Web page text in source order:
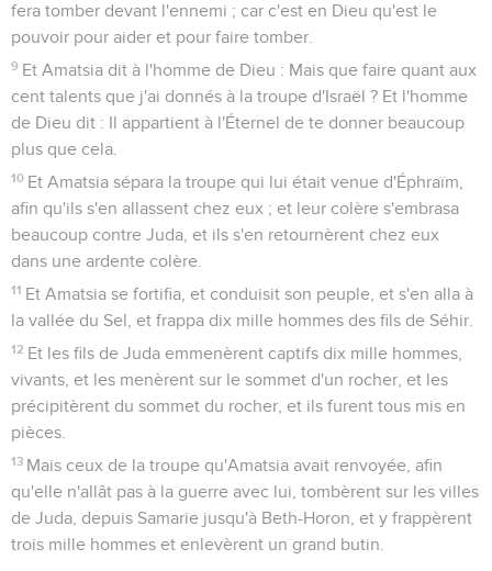
fera tomber devant l'ennemi ; car c'est en Dieu qu'est le
pouvoir pour aider et pour faire tomber.
9 Et Amatsia dit à l'homme de Dieu : Mais que faire quant aux
cent talents que j'ai donnés à la troupe d'Israël ? Et l'homme
de Dieu dit : Il appartient à l'Éternel de te donner beaucoup
plus que cela.
10 Et Amatsia sépara la troupe qui lui était venue d'Éphraïm,
afin qu'ils s'en allassent chez eux ; et leur colère s'embrasa
beaucoup contre Juda, et ils s'en retournèrent chez eux
dans une ardente colère.
11 Et Amatsia se fortifia, et conduisit son peuple, et s'en alla à
la vallée du Sel, et frappa dix mille hommes des fils de Séhir.
12 Et les fils de Juda emmenèrent captifs dix mille hommes,
vivants, et les menèrent sur le sommet d'un rocher, et les
précipitèrent du sommet du rocher, et ils furent tous mis en
pièces.
13 Mais ceux de la troupe qu'Amatsia avait renvoyée, afin
qu'elle n'allât pas à la guerre avec lui, tombèrent sur les villes
de Juda, depuis Samarie jusqu'à Beth-Horon, et y frappèrent
trois mille hommes et enlevèrent un grand butin.